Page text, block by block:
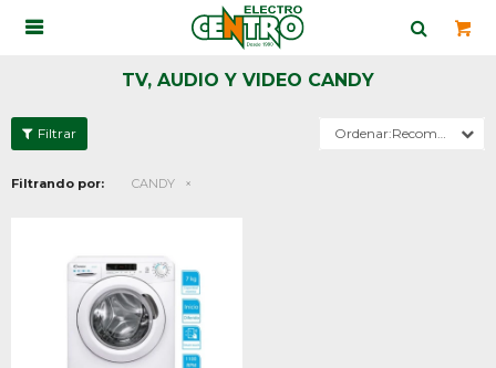

TV, AUDIO Y VIDEO CANDY
Recomendados
Filtrando por: CANDY